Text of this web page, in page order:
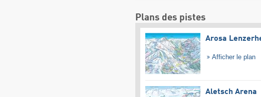
Plans des pistes
Arosa
Afficher le plan
Aletsch Arena